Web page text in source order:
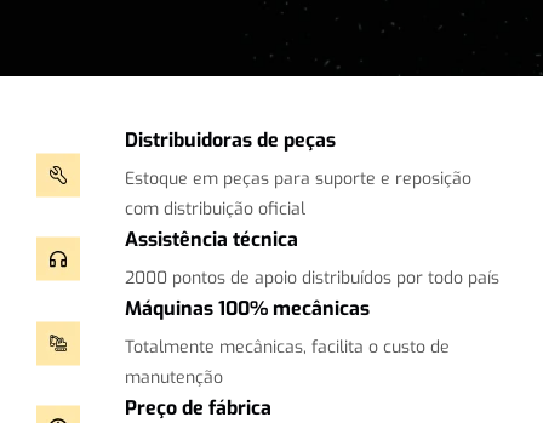
Distribuidoras de peças
Estoque em peças para suporte e reposição
com distribuição oficial
Assistência técnica
2000 pontos de apoio distribuídos por todo país
Máquinas 100% mecânicas
Totalmente mecânicas, facilita o custo de
manutenção
Preço de fábrica